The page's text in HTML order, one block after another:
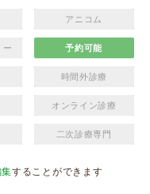
アニコム
ー 予約可能
時間外診療
オンライン診療
二次診療専門
集することができます